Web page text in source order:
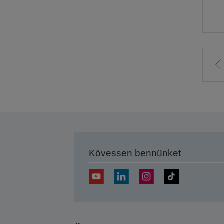
Kövessen bennünket